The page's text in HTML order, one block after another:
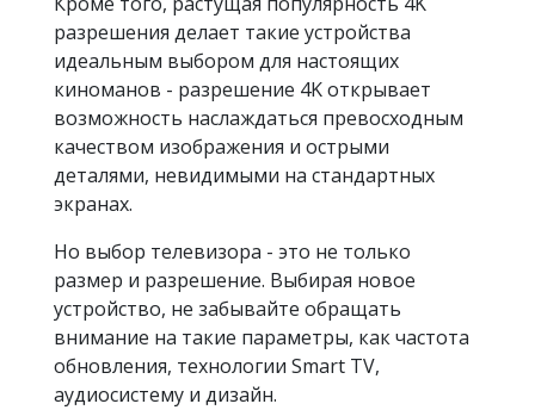
разрешения делает такие устройства
идеальным выбором для настоящих
киноманов - разрешение 4K открывает
возможность наслаждаться превосходным
качеством изображения и острыми
деталями, невидимыми на стандартных
экранах.
Но выбор телевизора - это не только
размер и разрешение. Выбирая новое
устройство, не забывайте обращать
внимание на такие параметры, как частота
обновления, технологии Smart TV,
аудиосистему и дизайн.